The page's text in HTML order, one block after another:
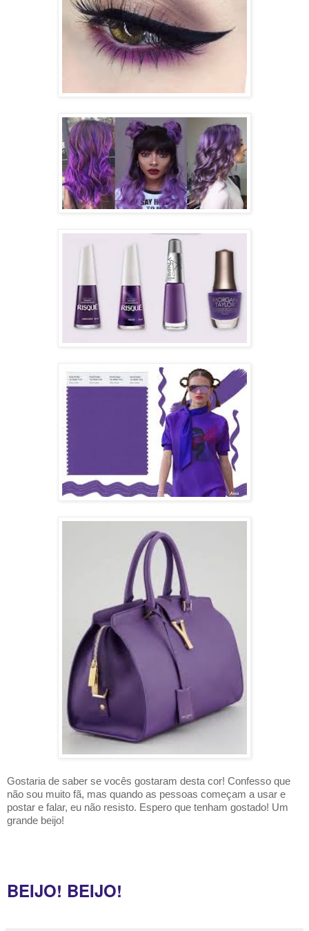
Gostaria de saber se vocês gostaram desta cor! Confesso que
não sou muito fã, mas quando as pessoas começam a usar e
postar e falar, eu não resisto. Espero que tenham gostado! Um
grande beijo!
BEIJO! BEIJO!